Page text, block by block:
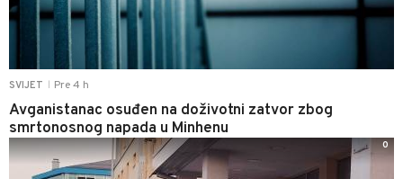
SVIJET Pre 4 h
Avganistanac osuđen na doživotni zatvor zbog
smrtonosnog napada u Minhenu
0